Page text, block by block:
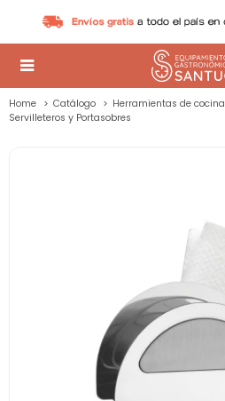

Home Catálogo Herramientas de cocina
Servilleteros y Portasobres